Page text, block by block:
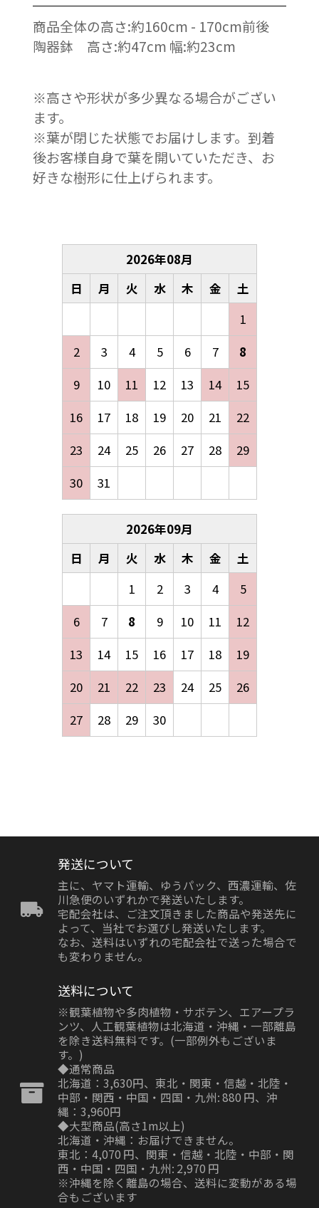
商品全体の高さ:約160cm - 170cm前後
陶器鉢 高さ:約47cm 幅:約23cm
※高さや形状が多少異なる場合がござい
ます。
※葉が閉じた状態でお届けします。到着
後お客様自身で葉を開いていただき、お
好きな樹形に仕上げられます。
2026年08月
日
月 火 水 木 金
土
1
2
3 4 5 6 7
8
9
10 11 12 13 14
15
16
17 18 19 20 21
22
23
24 25 26 27 28
29
30
31
2026年09月
日
月 火 水 木 金
土
1
2 3 4
5
6
7 8 9 10 11
12
13
14 15 16 17 18
19
20
21 22 23 24 25
26
27
28 29 30
発送について
主に、ヤマト運輸、ゆうパック、西濃運輸、佐
川急便のいずれかで発送いたします。
宅配会社は、ご注文頂きました商品や発送先に
よって、当社でお選びし発送いたします。
なお、送料はいずれの宅配会社で送った場合で
も変わりません。
送料について
※観葉植物や多肉植物・サボテン、エアープラ
ンツ、人工観葉植物は北海道・沖縄・一部離島
を除き送料無料です。(一部例外もございま
す。)
◆通常商品
北海道：3,630円、東北・関東・信越・北陸・
中部・関西・中国・四国・九州: 880 円、沖
縄：3,960円
◆大型商品(高さ1m以上)
北海道・沖縄：お届けできません。
東北：4,070 円、関東・信越・北陸・中部・関
西・中国・四国・九州: 2,970 円
※沖縄を除く離島の場合、送料に変動がある場
合もございます